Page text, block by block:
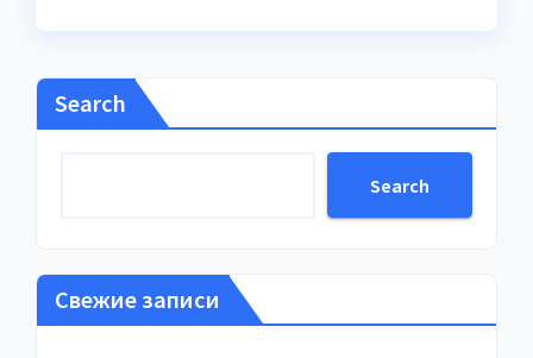
Search
Search
Свежие записи